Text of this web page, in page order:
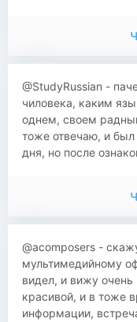
@StudyRussian -
чиловека, каким
однем, своем
тоже отвечаю, и
дня, но после
@acomposers -
мультимедийному
видел, и вижу очень
красивой, и в тоже
информации,